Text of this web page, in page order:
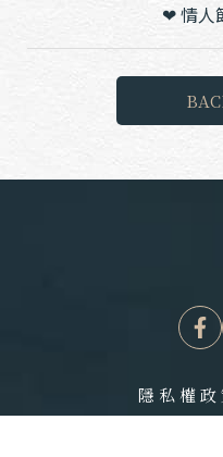
❤ 情人
BAC
隱私權政